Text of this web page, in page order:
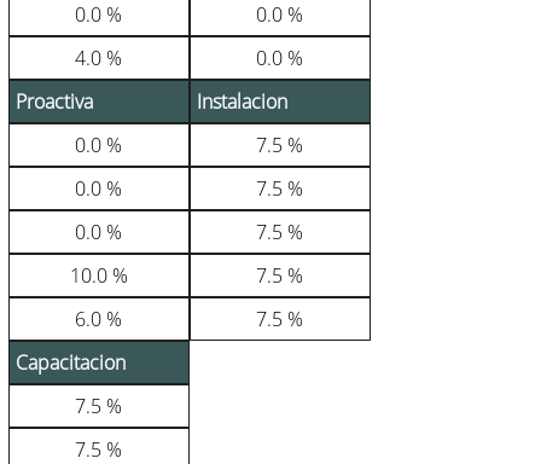
0.0 %
4.0 %
0.0 %
0.0 %
Proactiva
0.0 %
0.0 %
0.0 %
10.0 %
6.0 %
Instalacion
7.5 %
7.5 %
7.5 %
7.5 %
7.5 %
Capacitacion
7.5 %
7.5 %